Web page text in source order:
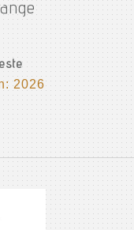
2026